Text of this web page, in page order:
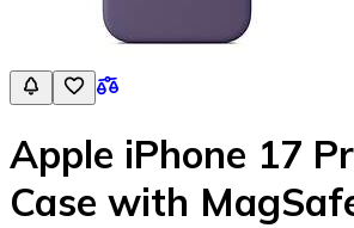
Apple iPhone 17
Case with